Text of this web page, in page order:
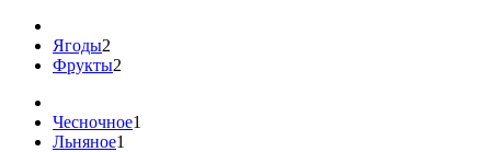
Ягоды2
Фрукты2
Чесночное1
Льняное1